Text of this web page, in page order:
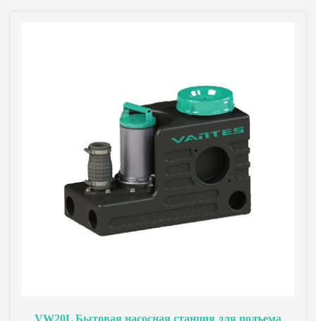
VW20L Бытовая насосная станция для подъема